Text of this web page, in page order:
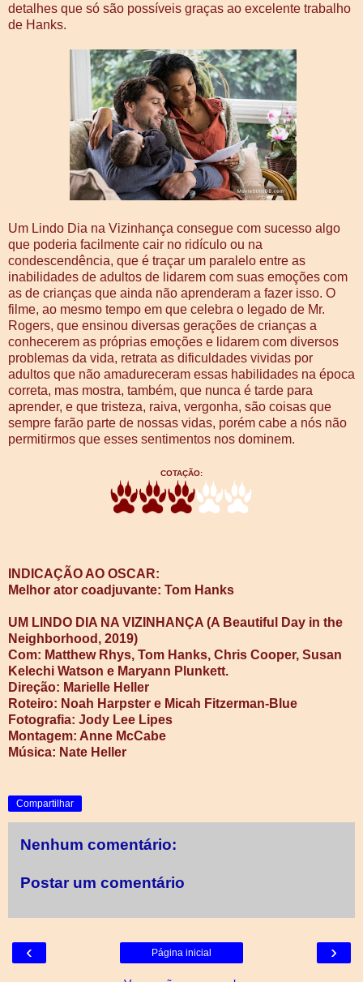
detalhes que só são possíveis graças ao excelente trabalho
de Hanks.
Um Lindo Dia na Vizinhança consegue com sucesso algo
que poderia facilmente cair no ridículo ou na
condescendência, que é traçar um paralelo entre as
inabilidades de adultos de lidarem com suas emoções com
as de crianças que ainda não aprenderam a fazer isso. O
filme, ao mesmo tempo em que celebra o legado de Mr.
Rogers, que ensinou diversas gerações de crianças a
conhecerem as próprias emoções e lidarem com diversos
problemas da vida, retrata as dificuldades vividas por
adultos que não amadureceram essas habilidades na época
correta, mas mostra, também, que nunca é tarde para
aprender, e que tristeza, raiva, vergonha, são coisas que
sempre farão parte de nossas vidas, porém cabe a nós não
permitirmos que esses sentimentos nos dominem.
COTAÇÃO:
INDICAÇÃO AO OSCAR:
Melhor ator coadjuvante: Tom Hanks
UM LINDO DIA NA VIZINHANÇA (A Beautiful Day in the
Neighborhood, 2019)
Com: Matthew Rhys, Tom Hanks, Chris Cooper, Susan
Kelechi Watson e Maryann Plunkett.
Direção: Marielle Heller
Roteiro: Noah Harpster e Micah Fitzerman-Blue
Fotografia: Jody Lee Lipes
Montagem: Anne McCabe
Música: Nate Heller
Compartilhar
Nenhum comentário:
Postar um comentário
‹ ›
Página inicial